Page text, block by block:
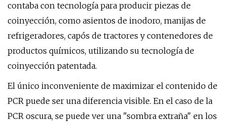
contaba con tecnología para producir piezas de
coinyección, como asientos de inodoro, manijas de
refrigeradores, capós de tractores y contenedores de
productos químicos, utilizando su tecnología de
coinyección patentada.
El único inconveniente de maximizar el contenido de
PCR puede ser una diferencia visible. En el caso de la
PCR oscura, se puede ver una "sombra extraña" en los